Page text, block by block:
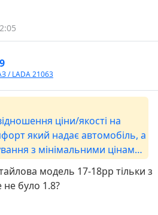
/ LADA 21063
ціни/якості на
який надає автомобіль, а
з мінімальними цінами
Міняти авто не
м'який салон був.
модель 17-18рр тільки з
було 1.8?